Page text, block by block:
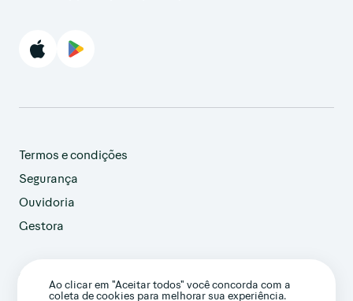
Ao clicar em "Aceitar todos" você concorda com a
coleta de cookies para melhorar sua experiência.
Termos e condições
Segurança
Ouvidoria
Gestora
customer@avenue.us
+1 786-220-7233